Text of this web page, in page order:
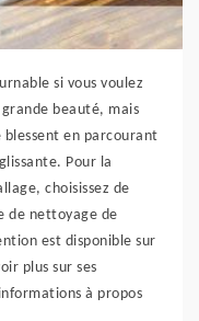
si vous voulez
beauté, mais
blessent en parcourant
Pour la
choisissez de
de nettoyage de
est disponible sur
plus sur ses
à propos